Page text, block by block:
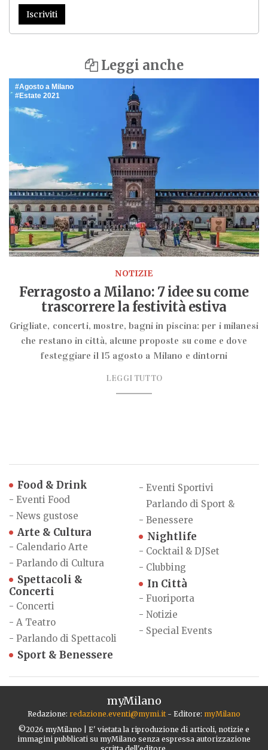
Iscriviti
Leggi anche
Agosto a Milano
Estate 2021
NOTIZIE
Ferragosto a Milano: 7 idee su come
trascorrere la festività estiva
Grigliate, concerti, mostre, bagni in piscina: per i milanesi
che restano in città, alcune proposte su come e dove
festeggiare il 15 agosto a Milano e dintorni
LEGGI TUTTO
Food & Drink
- Eventi Food
- News gustose
Arte & Cultura
- Calendario Arte
- Parlando di Cultura
Spettacoli &
Concerti
- Concerti
- A Teatro
- Parlando di Spettacoli
Sport & Benessere
- Eventi Sportivi
-
Parlando di Sport &
Benessere
Nightlife
- Cocktail & DJSet
- Clubbing
In Città
- Fuoriporta
- Notizie
- Special Events
myMilano
Redazione: redazione.eventi@mymi.it- Editore: myMilano
©2026 myMilano | E' vietata la riproduzione di articoli, notizie e
immagini pubblicati su myMilano senza espressa autorizzazione